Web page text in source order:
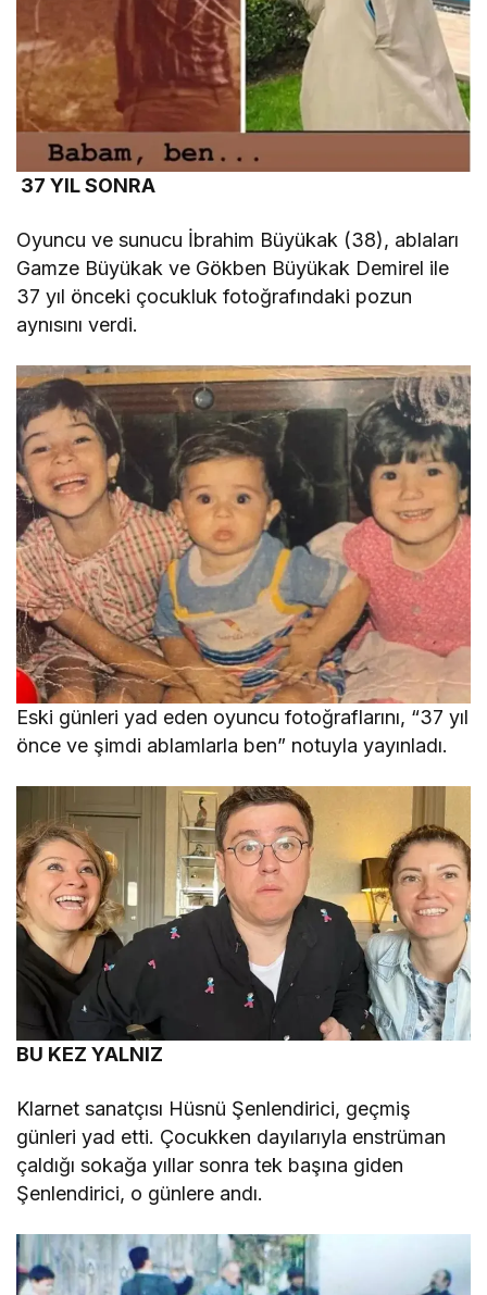
37 YIL SONRA
Oyuncu ve sunucu İbrahim Büyükak (38), ablaları
Gamze Büyükak ve Gökben Büyükak Demirel ile
37 yıl önceki çocukluk fotoğrafındaki pozun
aynısını verdi.
Eski günleri yad eden oyuncu fotoğraflarını, “37 yıl
önce ve şimdi ablamlarla ben” notuyla yayınladı.
BU KEZ YALNIZ
Klarnet sanatçısı Hüsnü Şenlendirici, geçmiş
günleri yad etti. Çocukken dayılarıyla enstrüman
çaldığı sokağa yıllar sonra tek başına giden
Şenlendirici, o günlere andı.